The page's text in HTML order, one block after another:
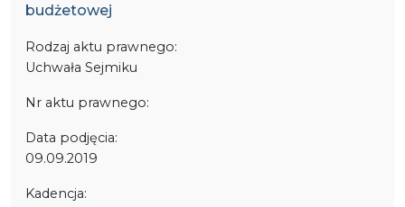
budżetowej
Rodzaj aktu prawnego:
Uchwała Sejmiku
Nr aktu prawnego:
Data podjęcia:
09.09.2019
Kadencja: